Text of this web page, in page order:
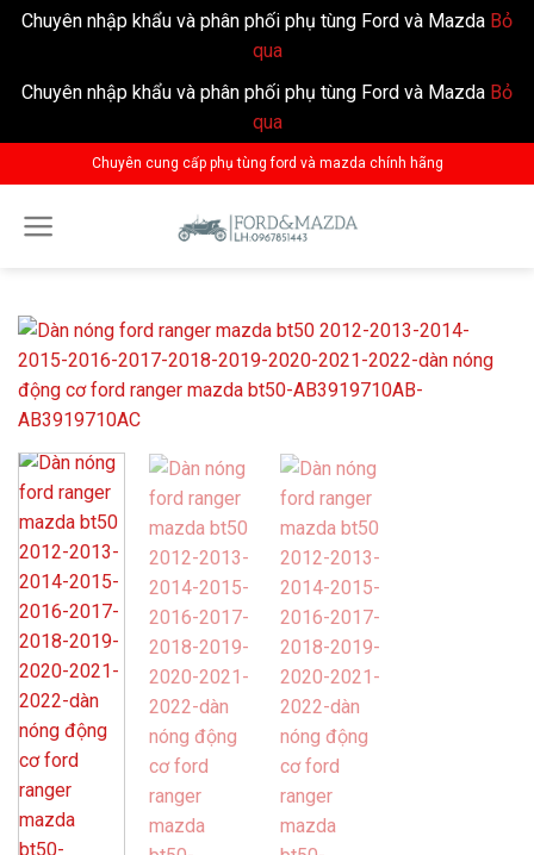
Chuyên nhập khẩu và phân phối phụ tùng Ford và Mazda Bỏ
qua
Chuyên nhập khẩu và phân phối phụ tùng Ford và Mazda Bỏ
qua
to
content
Chuyên cung cấp phụ tùng ford và mazda chính hãng